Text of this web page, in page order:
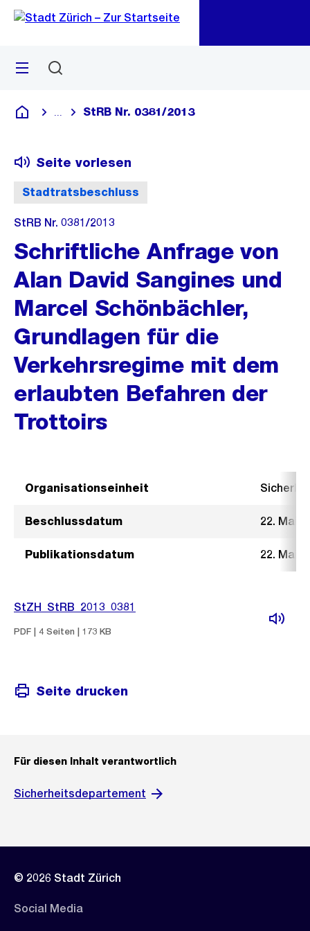
Navigation
Sprunglink
Menü
Deutsch
Blende alle Breadcrumbs ein
StRB Nr. 0381/2013
Stadtratsbeschluss
Seite vorlesen
StRB Nr. 0381/2013
Schriftliche Anfrage von
Alan David Sangines und
Marcel Schönbächler,
Grundlagen für die
Verkehrsregime mit dem
erlaubten Befahren der
Trottoirs
Organisationseinheit
Beschlussdatum 22. Mai
Publikationsdatum 22. Mai
StZH_StRB_2013_0381
PDF | 4 Seiten | 173 KB
Seite drucken
Für diesen Inhalt verantwortlich
Sicherheitsdepartement
© 2026 Stadt Zürich
Social Media